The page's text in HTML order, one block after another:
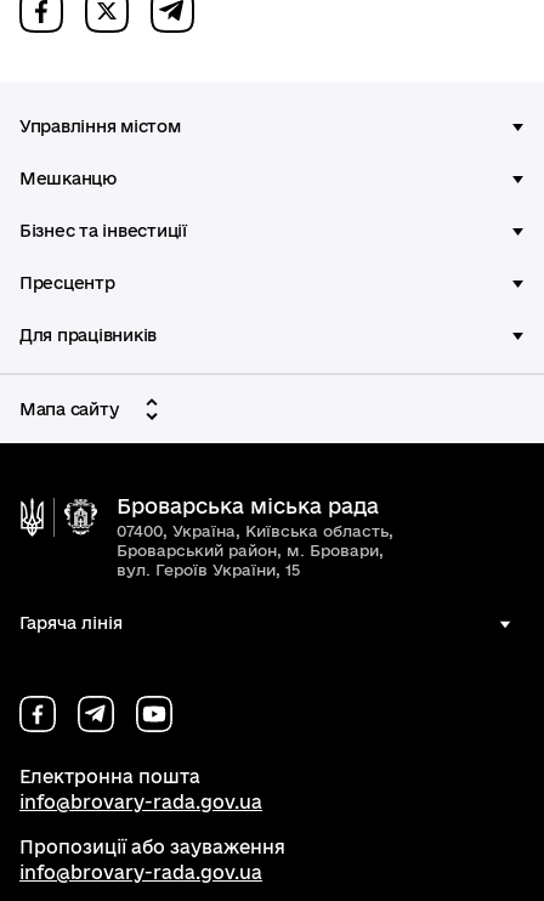
Управління містом
Мешканцю
Бізнес та інвестиції
Пресцентр
Для працівників
Мапа сайту
Броварська міська рада
07400, Україна, Київська область,
Броварський район, м. Бровари,
вул. Героїв України, 15
Гаряча лінія
Електронна пошта
info@brovary-rada.gov.ua
Пропозиції або зауваження
info@brovary-rada.gov.ua